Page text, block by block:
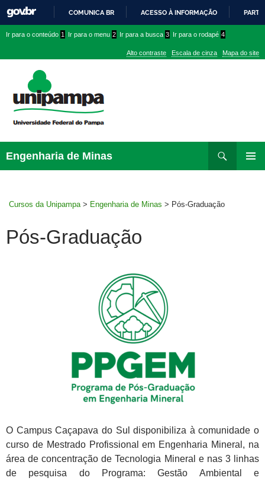
PARA
CONTEÚDO
COMUNICA BR ACESSO À INFORMAÇÃO
conteúdo
menu
superior
menu
Ir para o conteúdo 1 Ir para o menu 2 Ir para a busca 3 Ir para o rodapé 4
Alto contraste Escala de cinza Mapa do site
Engenharia de Minas
Cursos da Unipampa > Engenharia de Minas > Pós-Graduação
Pós-Graduação
O Campus Caçapava do Sul disponibiliza à comunidade o
curso de Mestrado Profissional em Engenharia Mineral, na
área de concentração de Tecnologia Mineral e nas 3 linhas
de pesquisa do Programa: Gestão Ambiental e